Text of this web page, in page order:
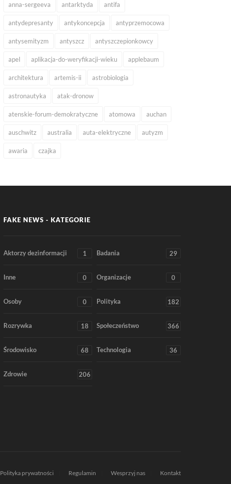
anna-sergeeva antarktyda antifa
antydepresanty antykoncepcja antyprzemocowa
antysemityzm antyszcz antyszczepionkowcy
apel aplikacja-do-weryfikacji-wieku applebaum
architektura artemis-ii astrobiologia
astronautyka atak-dronow
atenskie-forum-demokratyczne atomowa auchan
auschwitz australia auta-elektryczne autyzm
awaria czajka
FAKE NEWS - KATEGORIE
Aktorzy dezinformacji 1 Badania 29
Inne 0 Organizacje 0
Osoby 0 Polityka 182
Rozrywka 18 Społeczeństwo 366
Środowisko 68 Technologia 36
Zdrowie 206
Polityka prywatności Regulamin Wesprzyj nas Kontakt